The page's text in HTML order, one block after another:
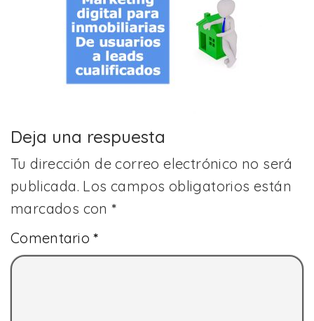
Deja una respuesta
Tu dirección de correo electrónico no será
publicada. Los campos obligatorios están
marcados con*
Comentario*